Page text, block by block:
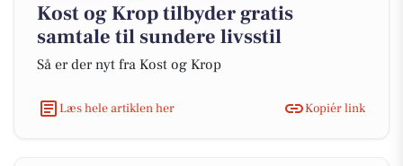
Kost og Krop tilbyder gratis
samtale til sundere livsstil
Så er der nyt fra Kost og Krop
Læs hele artiklen her Kopiér link